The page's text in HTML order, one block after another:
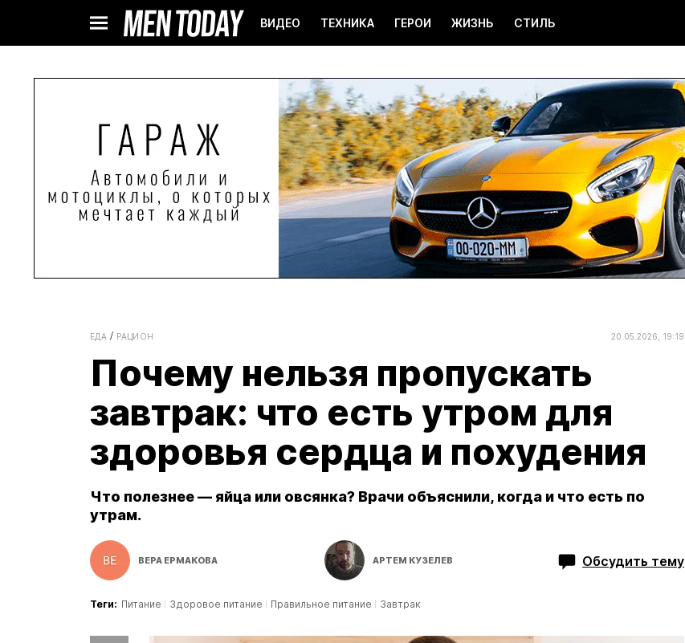
ВИДЕО ТЕХНИКА ГЕРОИ ЖИЗНЬ СТИЛЬ
ЕДА РАЦИОН 20.05.2026, 19:19
Почему нельзя пропускать
завтрак: что есть утром для
здоровья сердца и похудения
Что полезнее — яйца или овсянка? Врачи объяснили, когда и что есть по
утрам.
ВЕРА ЕРМАКОВА АРТЕМ КУЗЕЛЕВ Обсудить тему
Теги: Питание Здоровое питание Правильное питание Завтрак